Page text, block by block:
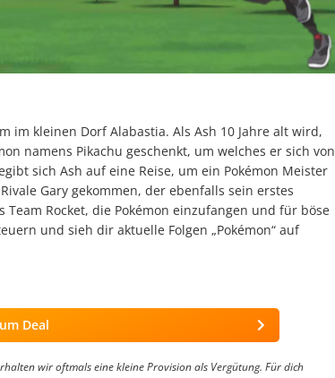
im kleinen Dorf Alabastia. Als Ash 10 Jahre alt wird,
namens Pikachu geschenkt, um welches er sich von
sich Ash auf eine Reise, um ein Pokémon Meister
Gary gekommen, der ebenfalls sein erstes
Rocket, die Pokémon einzufangen und für böse
und sieh dir aktuelle Folgen „Pokémon“ auf
Deal
wir oftmals eine kleine Provision als Vergütung. Für dich